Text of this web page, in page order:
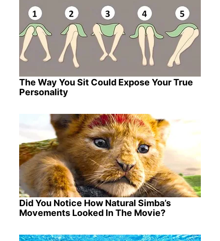
The Way You Sit Could Expose Your True
Personality
Did You Notice How Natural Simba’s
Movements Looked In The Movie?